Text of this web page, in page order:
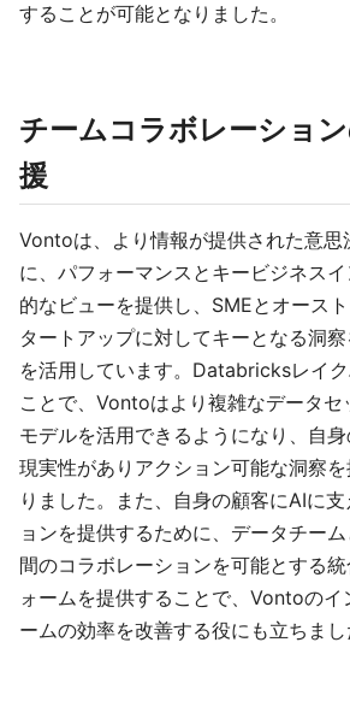
することが可能となりました。
チームコラボレーショ
援
Vontoは、より情報が提供された意思
に、パフォーマンスとキービジネス
的なビューを提供し、SMEとオース
タートアップに対してキーとなる洞
を活用しています。Databricksレイ
ことで、Vontoはより複雑なデータセ
モデルを活用できるようになり、自
現実性がありアクション可能な洞察
りました。また、自身の顧客にAIに
ョンを提供するために、データチー
間のコラボレーションを可能とする
ォームを提供することで、Vontoのイ
ームの効率を改善する役にも立ちまし